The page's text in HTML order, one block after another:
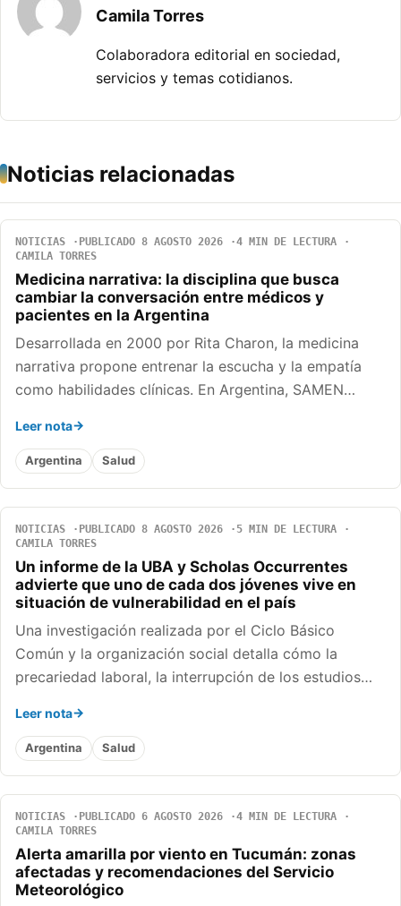
Camila Torres
Colaboradora editorial en sociedad,
servicios y temas cotidianos.
Noticias relacionadas
NOTICIAS PUBLICADO 8 AGOSTO 2026
4 MIN DE LECTURA
CAMILA TORRES
Medicina narrativa: la disciplina que busca
cambiar la conversación entre médicos y
pacientes en la Argentina
Desarrollada en 2000 por Rita Charon, la medicina
narrativa propone entrenar la escucha y la empatía
como habilidades clínicas. En Argentina, SAMEN…
Leer nota
Argentina Salud
NOTICIAS PUBLICADO 8 AGOSTO 2026
5 MIN DE LECTURA
CAMILA TORRES
Un informe de la UBA y Scholas Occurrentes
advierte que uno de cada dos jóvenes vive en
situación de vulnerabilidad en el país
Una investigación realizada por el Ciclo Básico
Común y la organización social detalla cómo la
precariedad laboral, la interrupción de los estudios…
Leer nota
Argentina Salud
NOTICIAS PUBLICADO 6 AGOSTO 2026
4 MIN DE LECTURA
CAMILA TORRES
Alerta amarilla por viento en Tucumán: zonas
afectadas y recomendaciones del Servicio
Meteorológico